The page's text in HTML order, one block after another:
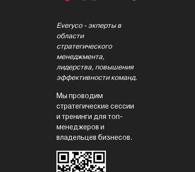
Everyco - экперты в
области
стратегического
менеджмента,
лидерства, повышения
эффективности команд.
Мы проводим
стратегические сессии
и тренинги для топ-
менеджеров и
владельцев бизнесов.